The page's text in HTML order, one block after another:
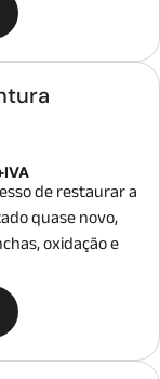
de restaurar a
quase novo,
oxidação e